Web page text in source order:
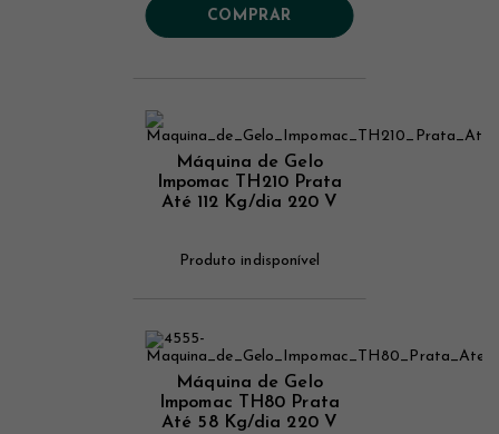
COMPRAR
Máquina de Gelo
Impomac TH210 Prata
Até 112 Kg/dia 220 V
Produto indisponível
Máquina de Gelo
Impomac TH80 Prata
Até 58 Kg/dia 220 V